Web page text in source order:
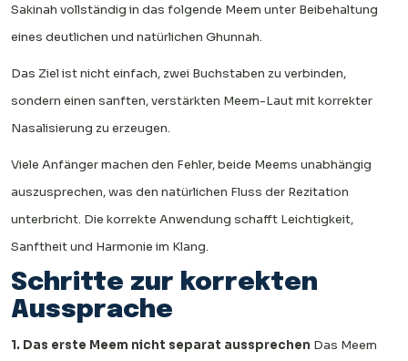
Sakinah vollständig in das folgende Meem unter Beibehaltung
eines deutlichen und natürlichen Ghunnah.
Das Ziel ist nicht einfach, zwei Buchstaben zu verbinden,
sondern einen sanften, verstärkten Meem-Laut mit korrekter
Nasalisierung zu erzeugen.
Viele Anfänger machen den Fehler, beide Meems unabhängig
auszusprechen, was den natürlichen Fluss der Rezitation
unterbricht. Die korrekte Anwendung schafft Leichtigkeit,
Sanftheit und Harmonie im Klang.
Schritte zur korrekten
Aussprache
1. Das erste Meem nicht separat aussprechen Das Meem